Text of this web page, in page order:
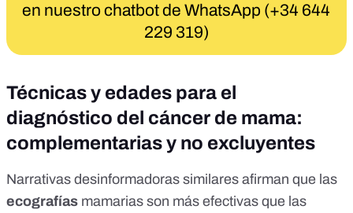
en nuestro chatbot de WhatsApp (+34 644
229 319)
Técnicas y edades para el
diagnóstico del cáncer de mama:
complementarias y no excluyentes
Narrativas desinformadoras similares afirman que las
ecografías mamarias son más efectivas que las